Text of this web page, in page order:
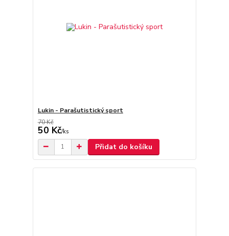
Lukin - Parašutistický sport
70 Kč
50 Kč/ks
Přidat do košíku